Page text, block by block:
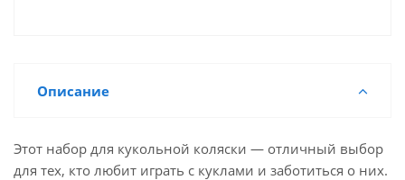
Описание
Этот набор для кукольной коляски — отличный выбор
для тех, кто любит играть с куклами и заботиться о них.